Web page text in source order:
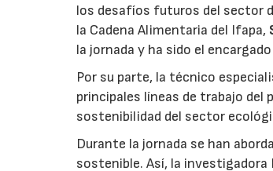
los desafíos futuros del sector
la Cadena Alimentaria del Ifapa,
la jornada y ha sido el
Por su parte, la técnico
principales líneas de trabajo
sostenibilidad del sector
Durante la jornada se han
sostenible. Así, la